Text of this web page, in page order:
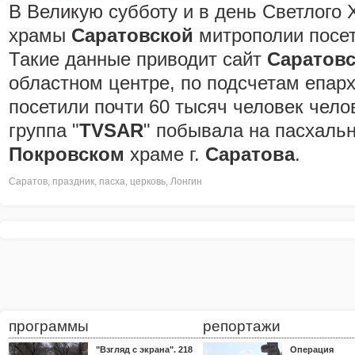
В Великую субботу и в день Светлого
храмы Саратовской митрополии
Такие данные приводит сайт
областном центре, по подсчетам
посетили почти 60 тысяч человек
группа "TVSAR" побывала на
Покровском храме г. Саратова.
Саратов, праздник, пасха, церковь, Лонгин
программы
"Взгляд с экрана". 218
репортажи
Операция